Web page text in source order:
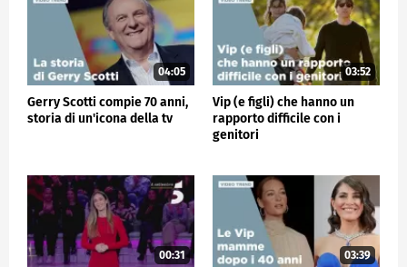
04:05
Gerry Scotti compie 70 anni,
storia di un'icona della tv
03:52
Vip (e figli) che hanno un
rapporto difficile con i
genitori
00:31 03:39